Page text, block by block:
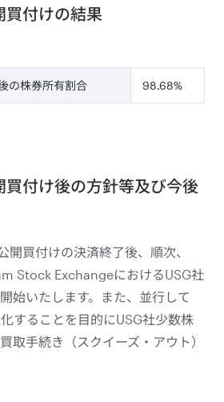
買付けの結果
の株券所有割合 98.68%
付け後の方針等及び今後
開買付けの決済終了後、順次、
Stock ExchangeにおけるUSG社
始いたします。また、並行して
することを目的にUSG社少数株
取手続き（スクイーズ・アウト）